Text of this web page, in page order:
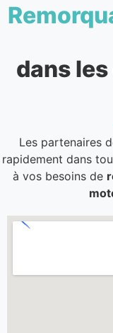
dans
Les partenaires
rapidement dans
à vos besoins de